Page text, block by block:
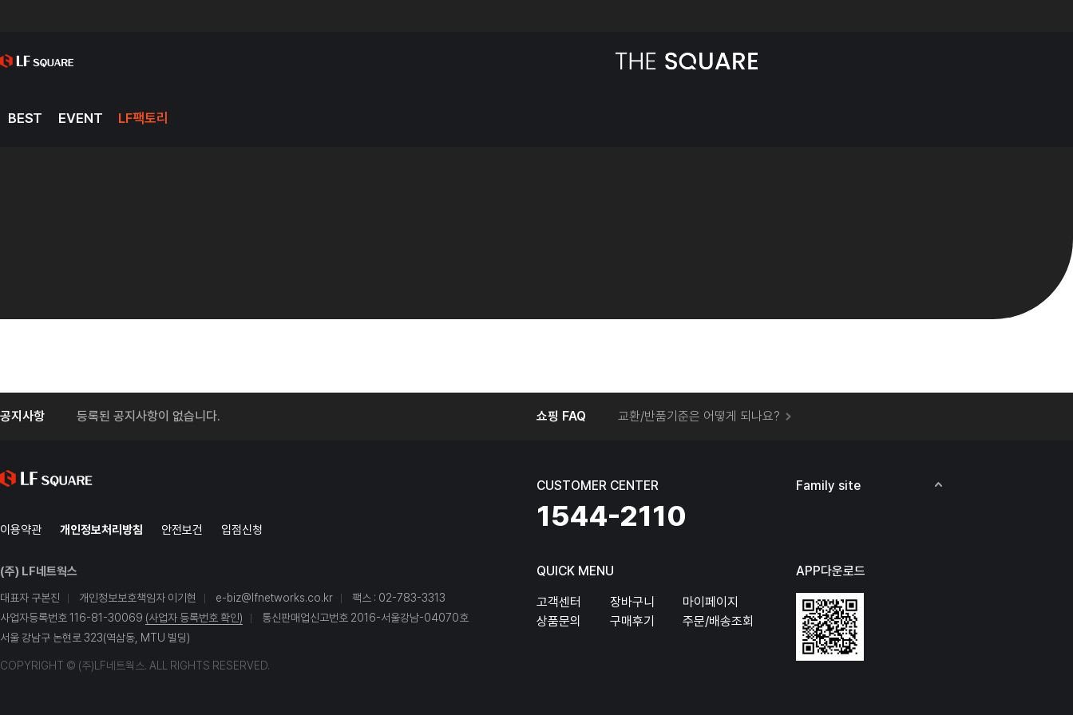
BEST EVENT LF팩토리
공지사항 등록된 공지사항이 없습니다. 쇼핑 FAQ
온라인에서 주문 후 오프라인 매장에서 상품을 수령할 수 있나요?
교환/반품기준은 어떻게 되나요?
온라인에서 구매한 상품 오프라인에서 반품이 가능한가요?
이용약관 개인정보처리방침 안전보건 입점신청
(주) LF네트웍스
대표자 구본진 개인정보보호책임자 이기현 e-biz@lfnetworks.co.kr
팩스 : 02-783-3313
사업자등록번호 116-81-30069 (사업자 등록번호 확인)
통신판매업신고번호 2016-서울강남-04070호
서울 강남구 논현로 323(역삼동, MTU 빌딩)
COPYRIGHT © (주)LF네트웍스. ALL RIGHTS RESERVED.
CUSTOMER CENTER
1544-2110
Family site
QUICK MENU
고객센터 장바구니
마이페이지
상품문의
구매후기 주문/배송조회
APP다운로드